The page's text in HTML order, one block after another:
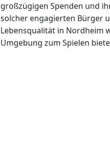
großzügigen Spenden und
solcher engagierten Bürger
Lebensqualität in Nordheim
Umgebung zum Spielen